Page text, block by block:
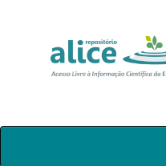
Skip